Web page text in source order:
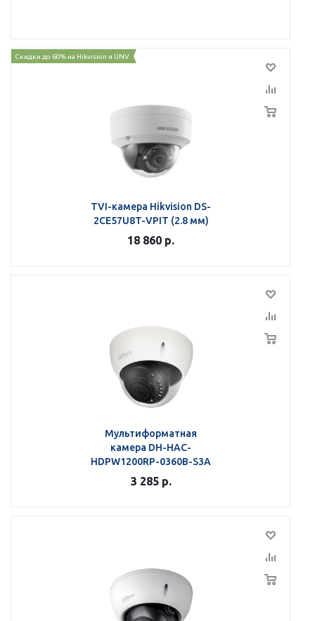
Скидки до 60% на Hikvision и UNV
TVI-камера Hikvision DS-
2CE57U8T-VPIT (2.8 мм)
18 860 р.
Мультиформатная
камера DH-HAC-
HDPW1200RP-0360B-S3A
3 285р.